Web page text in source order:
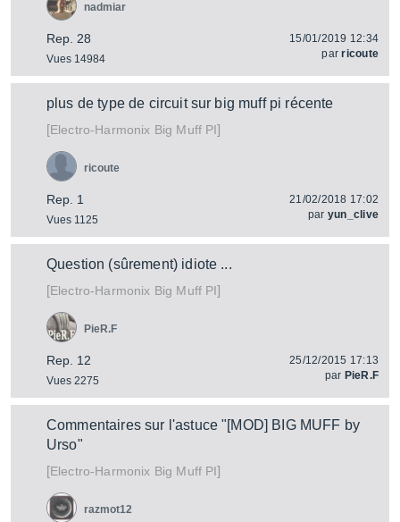
Rep. 28
Vues 14984
nadmiar
15/01/2019 12:34
parricoute
plus de type de circuit sur big muff pi récente
[Electro-Harmonix Big Muff PI]
Rep. 1
Vues 1125
ricoute
21/02/2018 17:02
par yun_clive
Question (sûrement) idiote ...
[Electro-Harmonix Big Muff PI]
Rep. 12
Vues 2275
PieR.F
25/12/2015 17:13
par PieR.F
Commentaires sur l'astuce "[MOD] BIG MUFF by
Urso"
[Electro-Harmonix Big Muff PI]
razmot12